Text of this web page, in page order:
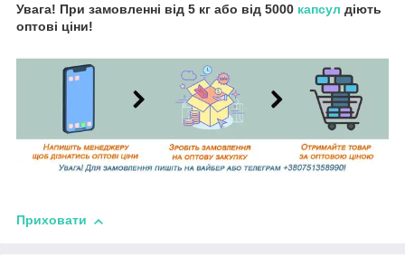
Увага! При замовленні від 5 кг або від 5000 капсул діють
оптові ціни!
Приховати